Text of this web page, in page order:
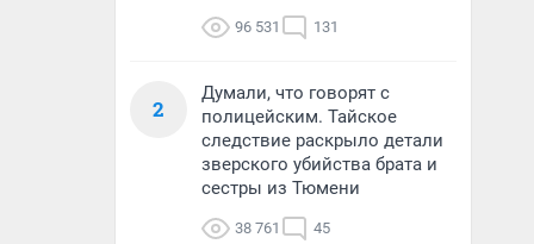
96 531 131
2
Думали, что говорят с
полицейским. Тайское
следствие раскрыло детали
зверского убийства брата и
сестры из Тюмени
38 761 45